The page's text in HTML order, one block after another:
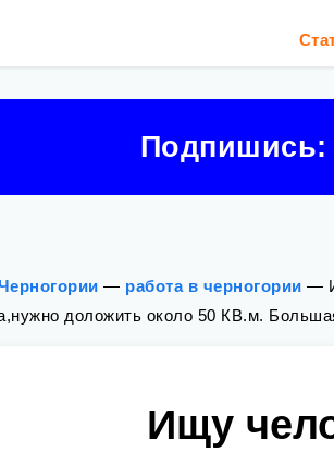
Подпишись:
— работа в черногории —
доложить около 50 КВ.м.
Ищу